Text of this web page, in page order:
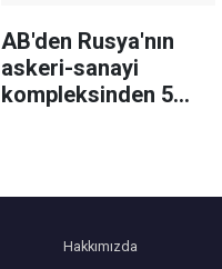
AB'den Rusya'nın
askeri-sanayi
kompleksinden 5
Hakkımızda